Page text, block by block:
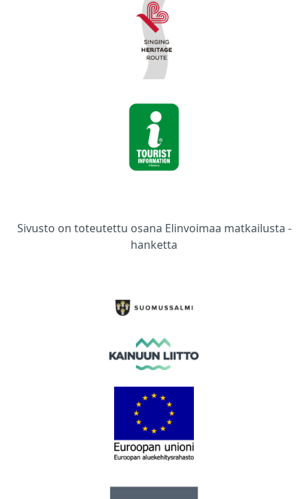
Sivusto on toteutettu osana Elinvoimaa matkailusta -
hanketta